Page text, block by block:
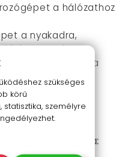
a hálózathoz
a nyakadra,
kívánt testrészre.
és a
a
masszázst!
4 gomb funkciója:
szükséges
körű
személyre